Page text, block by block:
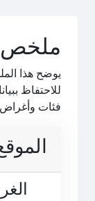
ملخص
يوضح هذا
للاحتفاظ
فئات وأغراض